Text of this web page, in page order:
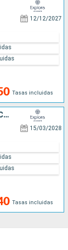
12/12/2027
Tasas incluidas
ARABIA SAUDÍ, EGIPTO, GRECIA, CROACIA, ITALIA
15/03/2028
Tasas incluidas